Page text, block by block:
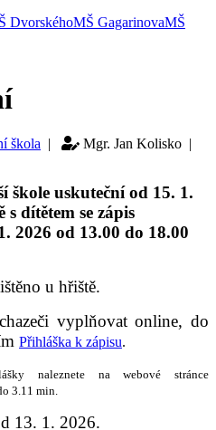
DvorskéhoMŠ GagarinovaMŠ
škola | Mgr. Jan Kolisko |
škole uskuteční od 15. 1.
s dítětem se zápis
2026 od 13.00 do 18.00
u hřiště.
vyplňovat online, do
Přihláška k zápisu.
naleznete na webové stránce
3.11 min.
13. 1. 2026.